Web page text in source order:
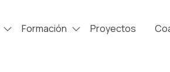
Formación Proyectos